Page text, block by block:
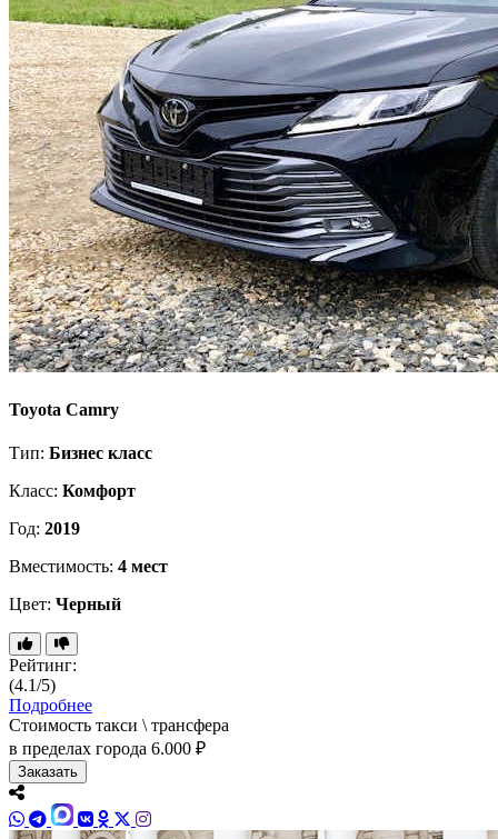
Toyota Camry
Тип: Бизнес класс
Класс: Комфорт
Год: 2019
Вместимость: 4 мест
Цвет: Черный
Рейтинг:
(4.1/5)
Подробнее
Стоимость такси \ трансфера
в пределах города 6.000 ₽
Заказать